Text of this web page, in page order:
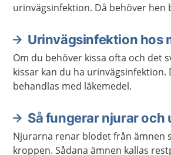
urinvägsinfektion. Då behöver hen
Urinvägsinfektion hos
Om du behöver kissa ofta och det
kissar kan du ha urinvägsinfektion.
behandlas med läkemedel.
Så fungerar njurar och
Njurarna renar blodet från ämnen
kroppen. Sådana ämnen kallas